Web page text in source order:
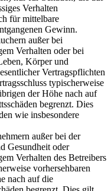
Verhalten
für mittelbare
Gewinn.
außer bei
Verhalten oder bei
Körper und
Vertragspflichten
typischerweise
der Höhe nach auf
begrenzt. Dies
wie insbesondere
außer bei der
Gesundheit oder
Verhalten des Betreibers
vorhersehbaren
nach auf die